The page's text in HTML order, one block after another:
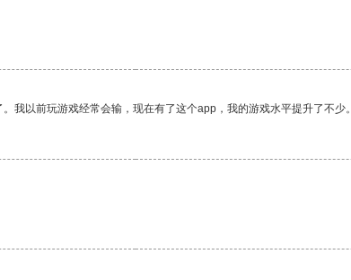
我以前玩游戏经常会输，现在有了这个app，我的游戏水平提升了不少。